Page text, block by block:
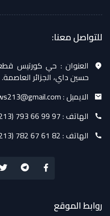
للتواصل معنا:
العنوان :
حسين داي، الجزائر العاصمة.
الايميل :
الهاتف :793 66 99 97
الهاتف :782 67 61 82
روابط الموقع